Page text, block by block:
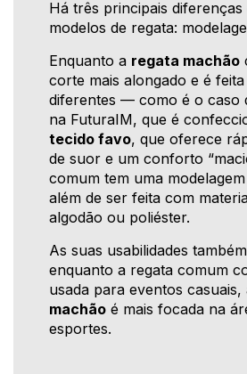
Há três principais
modelos de regata:
Enquanto a regata machão
corte mais alongado e é feita
diferentes — como é o caso
na FuturaIM, que é
tecido favo, que oferece
de suor e um conforto
comum tem uma
além de ser feita com
algodão ou poliéster.
As suas usabilidades
enquanto a regata comum
usada para eventos casuais,
machão é mais focada na
esportes.